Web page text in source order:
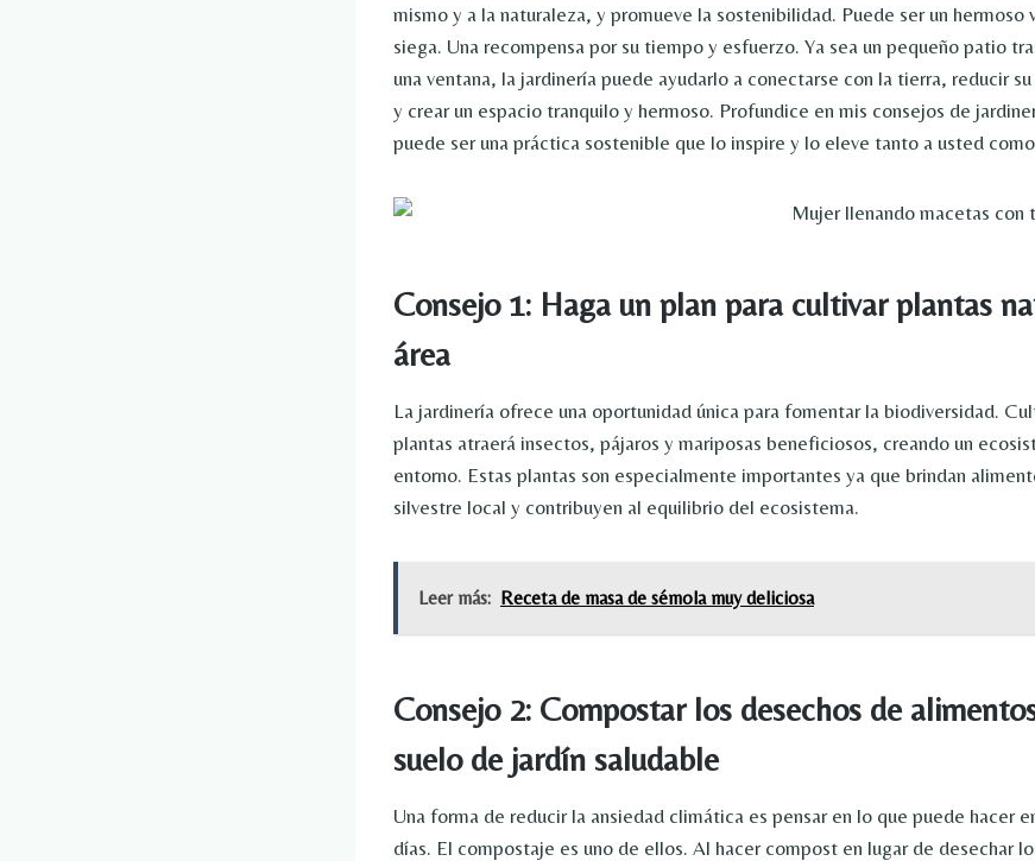
mismo y a la naturaleza, y promueve la sostenibilidad. Puede ser un hermoso
siega. Una recompensa por su tiempo y esfuerzo. Ya sea un pequeño patio
una ventana, la jardinería puede ayudarlo a conectarse con la tierra, reducir
y crear un espacio tranquilo y hermoso. Profundice en mis consejos de
puede ser una práctica sostenible que lo inspire y lo eleve tanto a usted
Consejo 1: Haga un plan para cultivar plantas
área
La jardinería ofrece una oportunidad única para fomentar la biodiversidad.
plantas atraerá insectos, pájaros y mariposas beneficiosos, creando un
entorno. Estas plantas son especialmente importantes ya que brindan
silvestre local y contribuyen al equilibrio del ecosistema.
Leer más: Receta de masa de sémola muy deliciosa
Consejo 2: Compostar los desechos de
suelo de jardín saludable
Una forma de reducir la ansiedad climática es pensar en lo que puede hacer
días. El compostaje es uno de ellos. Al hacer compost en lugar de desechar